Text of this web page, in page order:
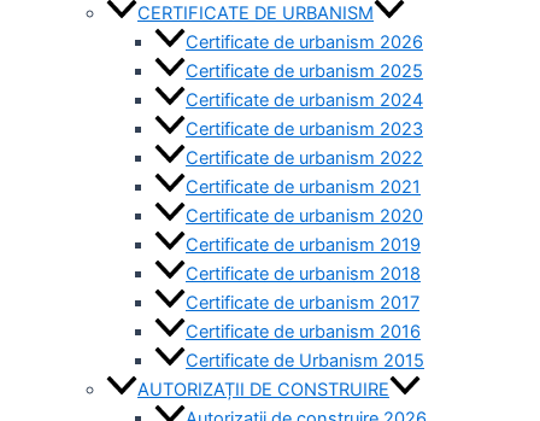
CERTIFICATE DE URBANISM
Certificate de urbanism 2026
Certificate de urbanism 2025
Certificate de urbanism 2024
Certificate de urbanism 2023
Certificate de urbanism 2022
Certificate de urbanism 2021
Certificate de urbanism 2020
Certificate de urbanism 2019
Certificate de urbanism 2018
Certificate de urbanism 2017
Certificate de urbanism 2016
Certificate de Urbanism 2015
AUTORIZAȚII DE CONSTRUIRE